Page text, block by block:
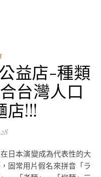
益店-種類
台灣人口
店!!!
固常用片假名來拼音「ラ